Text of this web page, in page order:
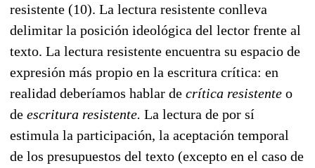
resistente (10). La lectura resistente conlleva
delimitar la posición ideológica del lector frente al
texto. La lectura resistente encuentra su espacio de
expresión más propio en la escritura crítica: en
realidad deberíamos hablar de crítica resistente o
de escritura resistente. La lectura de por sí
estimula la participación, la aceptación temporal
de los presupuestos del texto (excepto en el caso de